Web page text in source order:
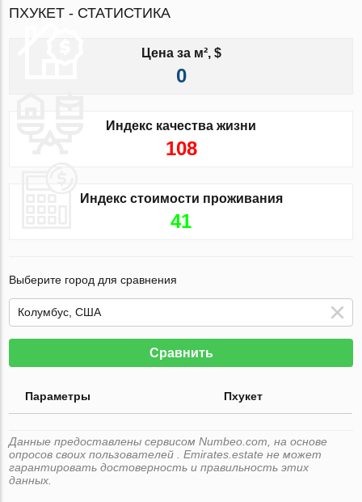
ПХУКЕТ - СТАТИСТИКА
Цена за м², $
0
Индекс качества жизни
108
Индекс стоимости проживания
41
Выберите город для сравнения
Сравнить
Параметры Пхукет
Данные предоставлены сервисом Numbeo.com, на основе
опросов своих пользователей . Emirates.estate не может
гарантировать достоверность и правильность этих
данных.